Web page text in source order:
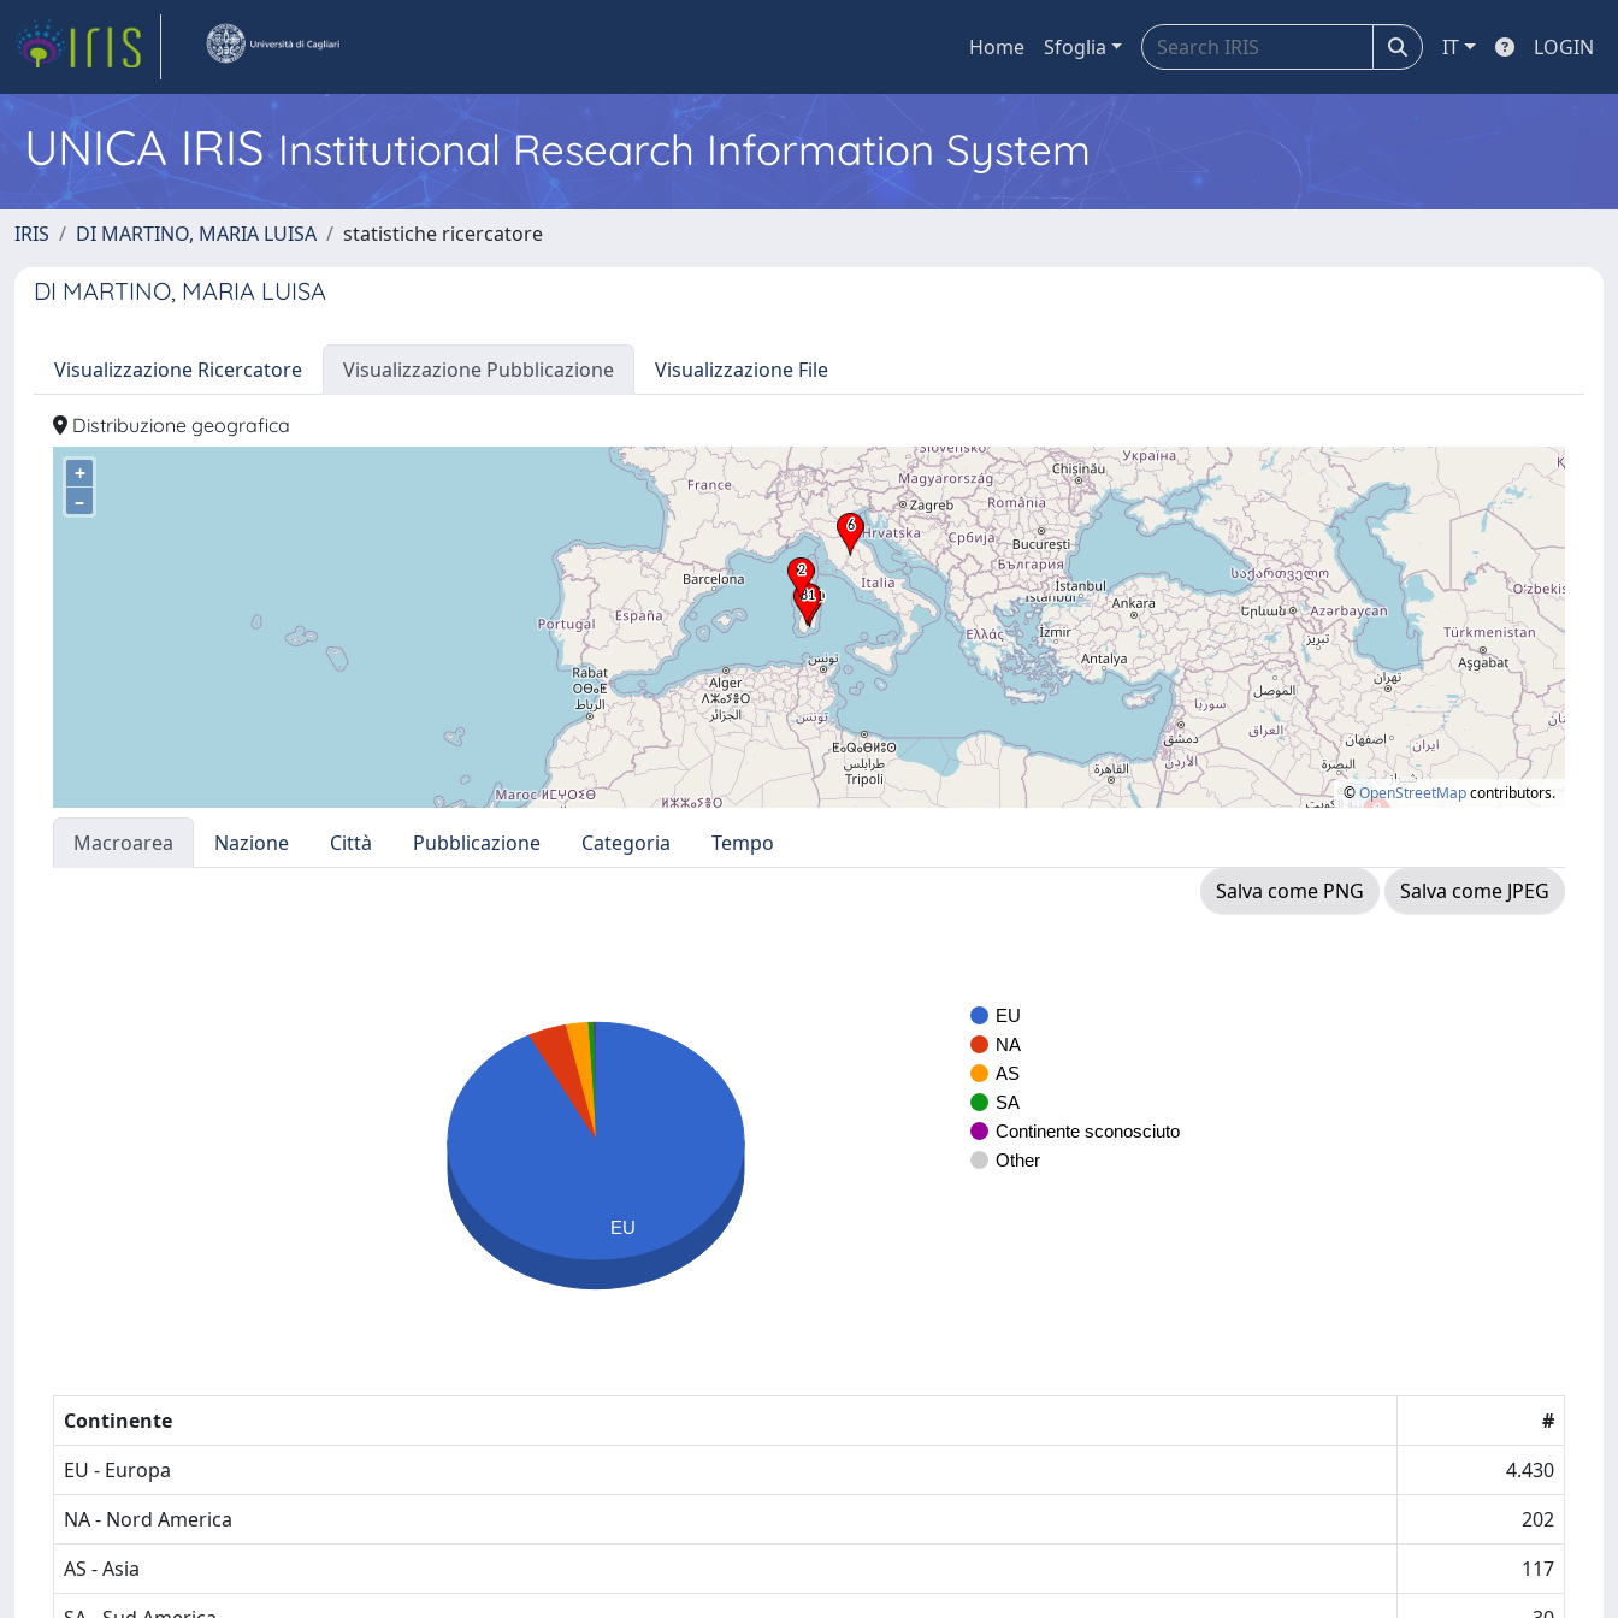
Home Sfoglia IT LOGIN
UNICA IRISInstitutional Research Information System
IRIS DI MARTINO, MARIA LUISA statistiche ricercatore
DI MARTINO, MARIA LUISA
Visualizzazione Ricercatore Visualizzazione Pubblicazione Visualizzazione File
Distribuzione geografica
+
–
©OpenStreetMapcontributors.
Macroarea Nazione Città Pubblicazione Categoria
Tempo
Salva come PNG
Salva come JPEG
EU
NA
AS
SA
Continente sconosciuto
Other
EU
Continente
#
EU - Europa
4.430
NA - Nord America
202
AS - Asia
117